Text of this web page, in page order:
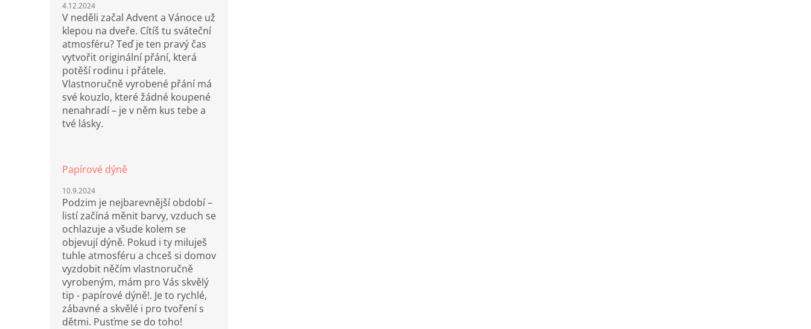
4.12.2024
V neděli začal Advent a Vánoce už
klepou na dveře. Cítíš tu sváteční
atmosféru? Teď je ten pravý čas
vytvořit originální přání, která
potěší rodinu i přátele.
Vlastnoručně vyrobené přání má
své kouzlo, které žádné koupené
nenahradí – je v něm kus tebe a
tvé lásky.
Papírové dýně
10.9.2024
Podzim je nejbarevnější období –
listí začíná měnit barvy, vzduch se
ochlazuje a všude kolem se
objevují dýně. Pokud i ty miluješ
tuhle atmosféru a chceš si domov
vyzdobit něčím vlastnoručně
vyrobeným, mám pro Vás skvělý
tip - papírové dýně!. Je to rychlé,
zábavné a skvělé i pro tvoření s
dětmi. Pusťme se do toho!